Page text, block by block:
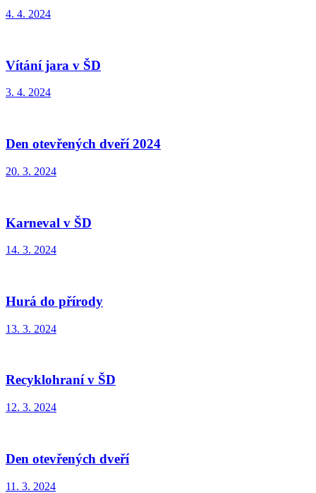
4. 4. 2024
Vítání jara v ŠD
3. 4. 2024
Den otevřených dveří 2024
20. 3. 2024
Karneval v ŠD
14. 3. 2024
Hurá do přírody
13. 3. 2024
Recyklohraní v ŠD
12. 3. 2024
Den otevřených dveří
11. 3. 2024